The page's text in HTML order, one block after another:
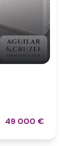
49 000 €